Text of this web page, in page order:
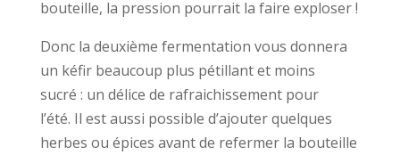
bouteille, la pression pourrait la faire exploser !
Donc la deuxième fermentation vous donnera
un kéfir beaucoup plus pétillant et moins
sucré : un délice de rafraichissement pour
l’été. Il est aussi possible d’ajouter quelques
herbes ou épices avant de refermer la bouteille